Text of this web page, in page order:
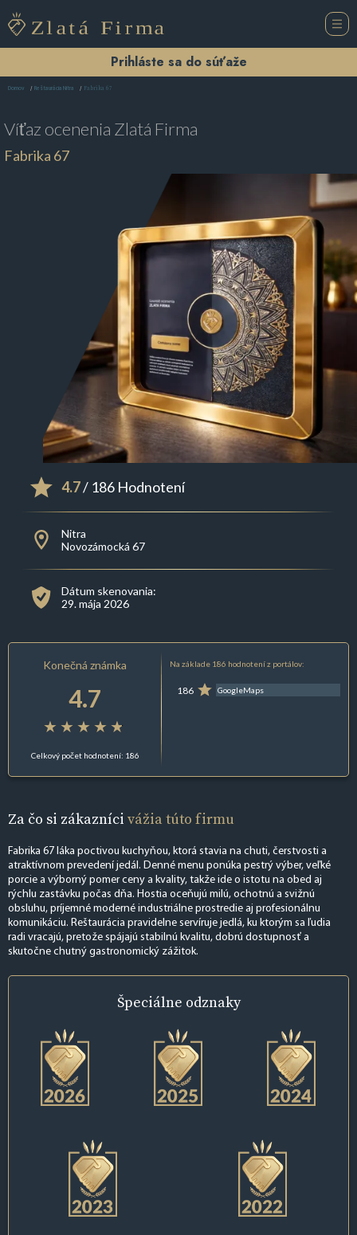
Prihláste sa do súťaže
Domov Reštaurácia Nitra Fabrika 67
Víťaz ocenenia Zlatá Firma
Fabrika 67
4.7/ 186 Hodnotení
Nitra
Novozámocká 67
Dátum skenovania:
29. mája 2026
Konečná známka
4.7
Celkový počet hodnotení: 186
Na základe 186 hodnotení z portálov:
186 GoogleMaps
Za čo si zákazníci vážia túto firmu
Fabrika 67 láka poctivou kuchyňou, ktorá stavia na chuti, čerstvosti a
atraktívnom prevedení jedál. Denné menu ponúka pestrý výber, veľké
porcie a výborný pomer ceny a kvality, takže ide o istotu na obed aj
rýchlu zastávku počas dňa. Hostia oceňujú milú, ochotnú a svižnú
obsluhu, príjemné moderné industriálne prostredie aj profesionálnu
komunikáciu. Reštaurácia pravidelne servíruje jedlá, ku ktorým sa ľudia
radi vracajú, pretože spájajú stabilnú kvalitu, dobrú dostupnosť a
skutočne chutný gastronomický zážitok.
Špeciálne odznaky